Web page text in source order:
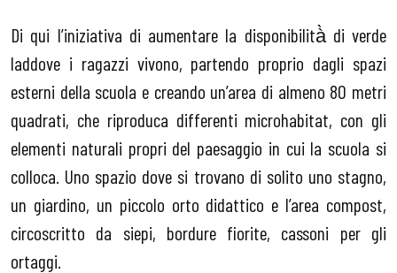
Di qui l’iniziativa di aumentare la disponibilità̀ di verde
laddove i ragazzi vivono, partendo proprio dagli spazi
esterni della scuola e creando un’area di almeno 80 metri
quadrati, che riproduca differenti microhabitat, con gli
elementi naturali propri del paesaggio in cui la scuola si
colloca. Uno spazio dove si trovano di solito uno stagno,
un giardino, un piccolo orto didattico e l’area compost,
circoscritto da siepi, bordure fiorite, cassoni per gli
ortaggi.